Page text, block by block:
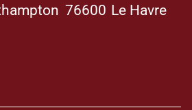
76600 Le Havre